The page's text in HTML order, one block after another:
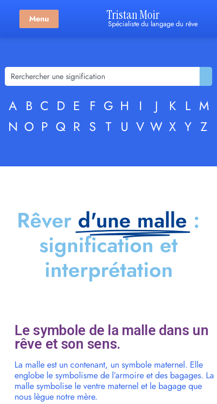
Menu Tristan Moir
Spécialiste du langage du rêve
A B C D E F G H I J K L M
N O P Q R S T U V W X Y Z
Rêver d'une malle :
signification et
interprétation
Le symbole de la malle dans un
rêve et son sens.
La malle est un contenant, un symbole maternel. Elle
englobe le symbolisme de l’armoire et des bagages. La
malle symbolise le ventre maternel et le bagage que
nous lègue notre mère.